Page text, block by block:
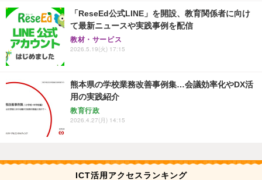
「ReseEd公式LINE」を開設、教育関係者に向け
て最新ニュースや実践事例を配信
教材・サービス
2026.5.19(火) 17:15
熊本県の学校業務改善事例集…会議効率化やDX活
用の実践紹介
教育行政
2026.4.27(月) 14:15
ICT活用アクセスランキング